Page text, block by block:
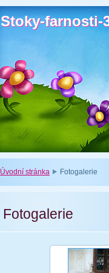
Stoky-farnosti-
Stoky-farnosti-
Úvodní stránka Fotogalerie
Fotogalerie